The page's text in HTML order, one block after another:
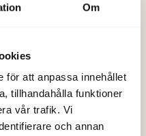
Om
för att anpassa innehållet
tillhandahålla funktioner
vår trafik. Vi
och annan